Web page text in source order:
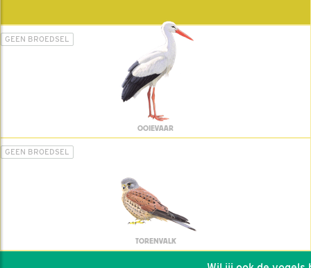
GEEN BROEDSEL
OOIEVAAR
GEEN BROEDSEL
TORENVALK